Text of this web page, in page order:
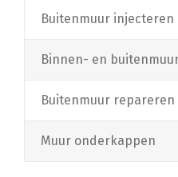
Buitenmuur injecteren
Binnen- en
Buitenmuur
Muur onderkappen